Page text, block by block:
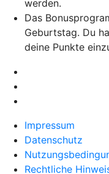
werden.
Das
Geburtstag. Du
deine Punkte
Impressum
Datenschutz
Rechtliche